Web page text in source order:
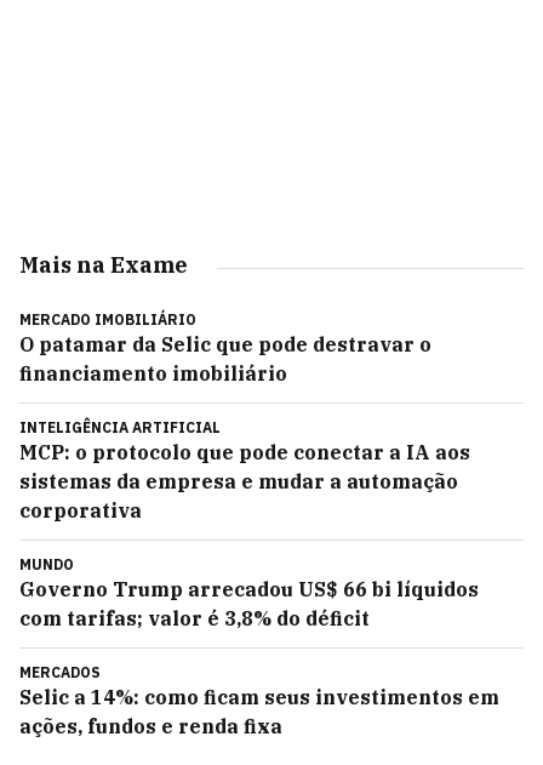
Mais na Exame
MERCADO IMOBILIÁRIO
O patamar da Selic que pode destravar o
financiamento imobiliário
INTELIGÊNCIA ARTIFICIAL
MCP: o protocolo que pode conectar a IA aos
sistemas da empresa e mudar a automação
corporativa
MUNDO
Governo Trump arrecadou US$ 66 bi líquidos
com tarifas; valor é 3,8% do déficit
MERCADOS
Selic a 14%: como ficam seus investimentos em
ações, fundos e renda fixa